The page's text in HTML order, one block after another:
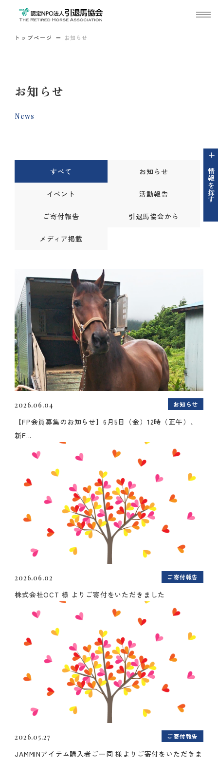
トップページ お知らせ
お知らせ
News
情報を探す
すべて お知らせ
イベント 活動報告
ご寄付報告 引退馬協会から
メディア掲載
2026.06.04 お知らせ
【FP会員募集のお知らせ】6月5日（金）12時（正午）、
新F...
2026.06.02 ご寄付報告
株式会社OCT 様 よりご寄付をいただきました
2026.05.27 ご寄付報告
JAMMINアイテム購入者ご一同 様よりご寄付をいただきま